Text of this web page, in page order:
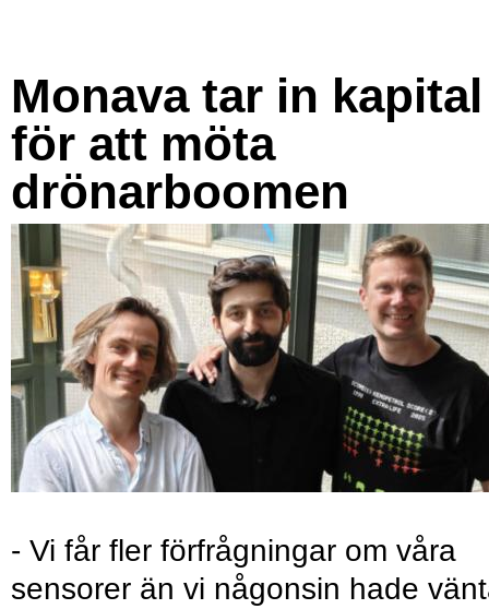
Monava tar in kapital
för att möta
drönarboomen
- Vi får fler förfrågningar om våra
sensorer än vi någonsin hade